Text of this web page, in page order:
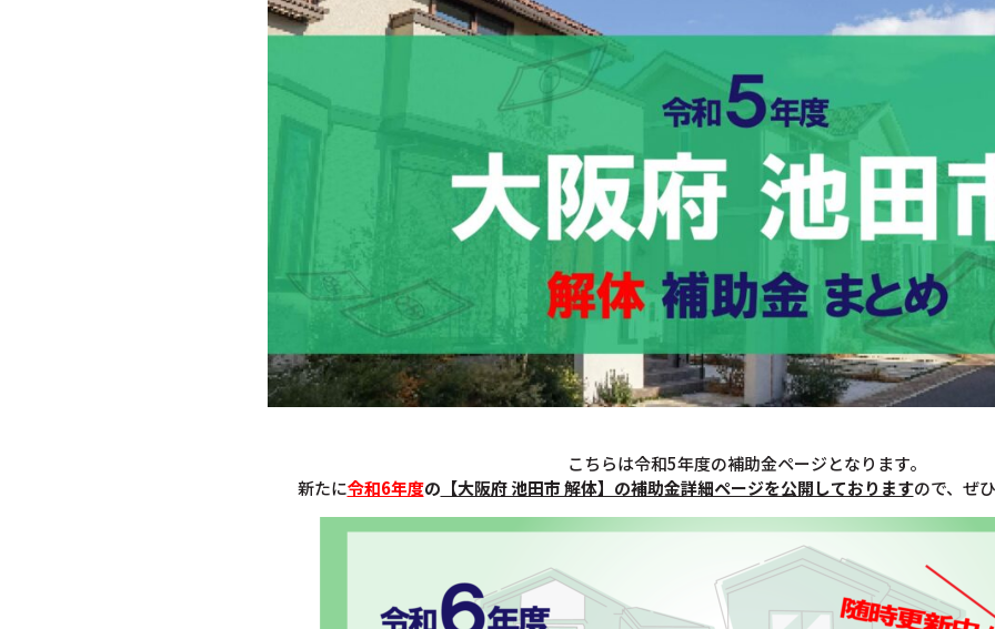
こちらは令和5年度の補助金ページとなります。
新たに令和6年度の 【大阪府 池田市 解体】の補助金詳細ページを公開しておりますので、ぜ